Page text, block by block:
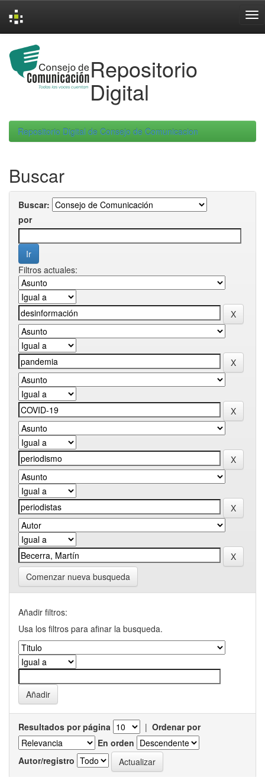
navigation
Repositorio
Digital
Repositorio Digital de Consejo de Comunicacion
Buscar
Buscar:
por
Filtros actuales:
Comenzar nueva busqueda
Añadir filtros:
Usa los filtros para afinar la busqueda.
Resultados por página | Ordenar por
En orden
Autor/registro